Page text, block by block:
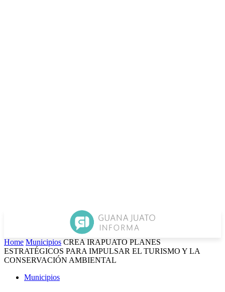
Home Municipios CREA IRAPUATO PLANES
ESTRATÉGICOS PARA IMPULSAR EL TURISMO Y LA
CONSERVACIÓN AMBIENTAL
Municipios